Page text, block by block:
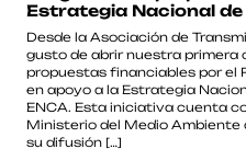
Estrategia Nacional
Desde la Asociación de
gusto de abrir nuestra
propuestas financiables por el
en apoyo a la Estrategia
ENCA. Esta iniciativa cuenta
Ministerio del Medio Ambiente
su difusión […]